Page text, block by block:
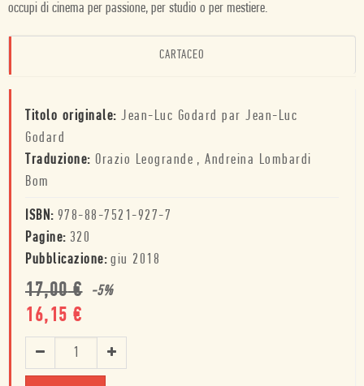
occupi di cinema per passione, per studio o per mestiere.
CARTACEO
Titolo originale: Jean-Luc Godard par Jean-Luc
Godard
Traduzione: Orazio Leogrande , Andreina Lombardi
Bom
ISBN: 978-88-7521-927-7
Pagine: 320
Pubblicazione: giu 2018
17,00€ -5%
16,15 €